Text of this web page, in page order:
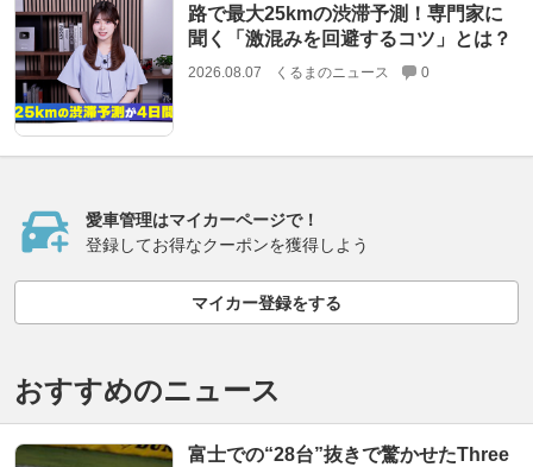
路で最大25kmの渋滞予測！専門家に
聞く「激混みを回避するコツ」とは？
2026.08.07 くるまのニュース 0
愛車管理はマイカーページで！
登録してお得なクーポンを獲得しよう
マイカー登録をする
おすすめのニュース
富士での“28台”抜きで驚かせたThree